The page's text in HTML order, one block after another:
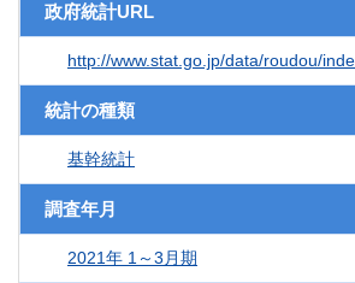
政府統計URL
http://www.stat.go.jp/data/roudou/
統計の種類
基幹統計
調査年月
2021年 1～3月期